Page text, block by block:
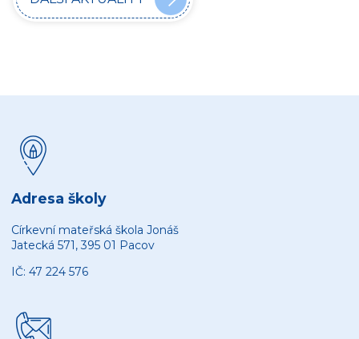
Adresa školy
Církevní mateřská škola Jonáš
Jatecká 571, 395 01 Pacov
IČ: 47 224 576